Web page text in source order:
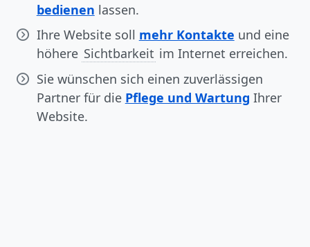
bedienen lassen.
Ihre Website soll mehr Kontakte und eine
höhere Sichtbarkeit im Internet erreichen.
Sie wünschen sich einen zuverlässigen
Partner für die Pflege und Wartung Ihrer
Website.